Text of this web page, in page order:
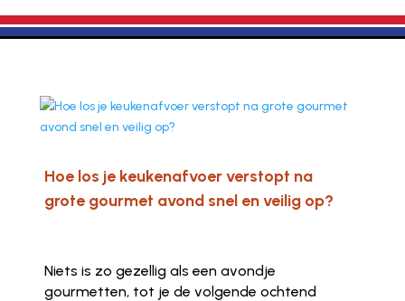
Hoe los je keukenafvoer verstopt na
grote gourmet avond snel en veilig op?
Niets is zo gezellig als een avondje
gourmetten, tot je de volgende ochtend